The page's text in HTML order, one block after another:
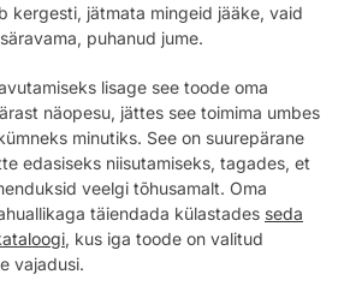
kergesti, jätmata mingeid jääke, vaid
puhanud jume.
lisage see toode oma
näopesu, jättes see toimima umbes
minutiks. See on suurepärane
edasiseks niisutamiseks, tagades, et
veelgi tõhusamalt. Oma
täiendada külastades seda
, kus iga toode on valitud
vajadusi.